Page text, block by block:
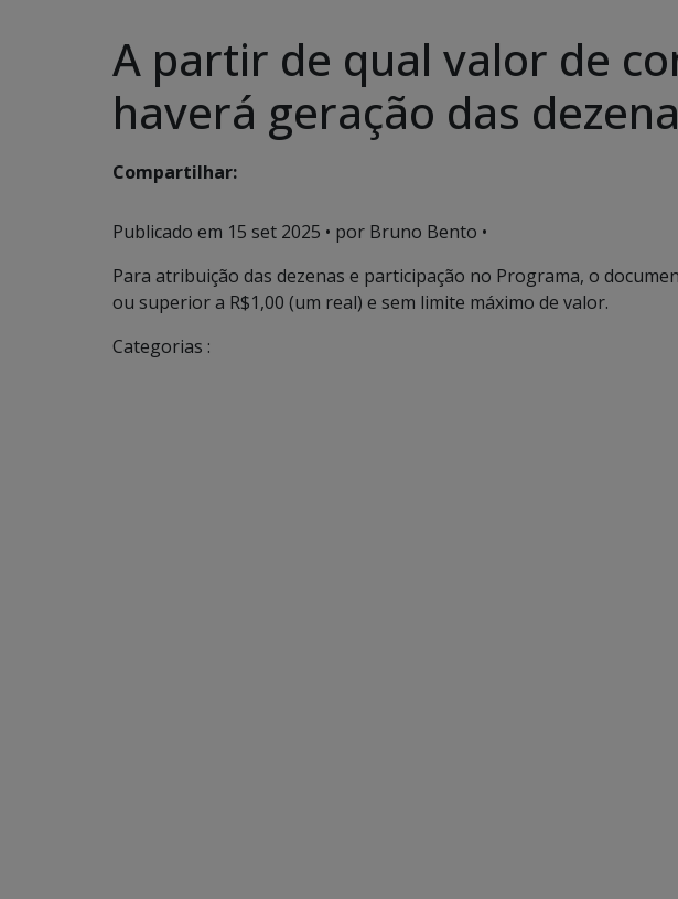
A partir de qual valor de
haverá geração das
Compartilhar:
Publicado em 15 set 2025 • por Bruno Bento •
Para atribuição das dezenas e participação no Programa, o
ou superior a R$1,00 (um real) e sem limite máximo de valor.
Categorias :